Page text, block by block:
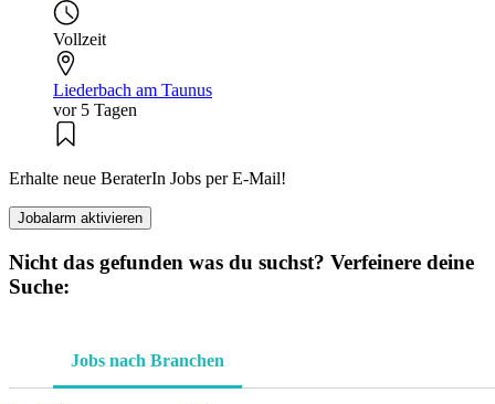
Vollzeit
Liederbach am Taunus
vor 5 Tagen
Erhalte neue BeraterIn Jobs per E-Mail!
Jobalarm aktivieren
Nicht das gefunden was du suchst? Verfeinere deine
Suche:
Jobs nach Branchen